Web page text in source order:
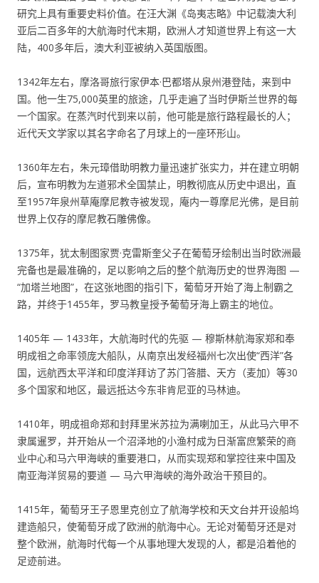
研究上具有重要史料价值。在汪大渊《岛夷志略》中记载澳大利
亚后二百多年的大航海时代末期，欧洲人才知道世界上有这一大
陆，400多年后，澳大利亚被纳入英国版图。
1342年左右，摩洛哥旅行家伊本·巴都塔从泉州港登陆，来到中
国。他一生75,000英里的旅途，几乎走遍了当时伊斯兰世界的每
一个国家。在蒸汽时代到来以前，他可能是旅行路程最长的人；
近代天文学家以其名字命名了月球上的一座环形山。
1360年左右，朱元璋借助明教力量迅速扩张实力，并在建立明朝
后，宣布明教为左道邪术全国禁止，明教彻底从历史中退出，直
至1957年泉州草庵摩尼教寺被发现，庵内一尊摩尼光佛，是目前
世界上仅存的摩尼教石雕佛像。
1375年，犹太制图家贾·克雷斯奎父子在葡萄牙绘制出当时欧洲最
完备也是最准确的，足以影响之后的整个航海历史的世界海图 —
“加塔兰地图”，在这张地图的指引下，葡萄牙开始了海上制霸之
路，并终于1455年，罗马教皇授予葡萄牙海上霸主的地位。
1405年 — 1433年，大航海时代的先驱 — 穆斯林航海家郑和奉
明成祖之命率领庞大船队，从南京出发经福州七次出使“西洋”各
国，远航西太平洋和印度洋拜访了苏门答腊、天方（麦加）等30
多个国家和地区，最远抵达今东非肯尼亚的马林迪。
1410年，明成祖命郑和封拜里米苏拉为满喇加王，从此马六甲不
隶属暹罗，并开始从一个沼泽地的小渔村成为日渐富庶繁荣的商
业中心和马六甲海峡的重要港口，从而实现郑和掌控往来中国及
南亚海洋贸易的要道 — 马六甲海峡的海外政治干预目的。
1415年，葡萄牙王子恩里克创立了航海学校和天文台并开设船坞
建造船只，使葡萄牙成了欧洲的航海中心。无论对葡萄牙还是对
整个欧洲，航海时代每一个从事地理大发现的人，都是沿着他的
足迹前进。